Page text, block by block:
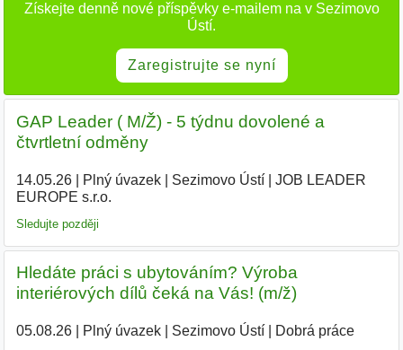
Získejte denně nové příspěvky e-mailem na v Sezimovo
Ústí.
Zaregistrujte se nyní
GAP Leader ( M/Ž) - 5 týdnu dovolené a
čtvrtletní odměny
14.05.26| Plný úvazek| Sezimovo Ústí|
JOB LEADER
EUROPE s.r.o.
Sledujte později
Hledáte práci s ubytováním? Výroba
interiérových dílů čeká na Vás! (m/ž)
05.08.26| Plný úvazek| Sezimovo Ústí| Dobrá práce